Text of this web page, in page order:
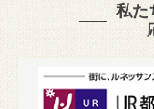
私た